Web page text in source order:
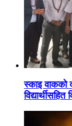
स्काइ वाकको